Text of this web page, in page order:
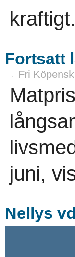
Fortsatt
→ Fri
juni,
Nellys